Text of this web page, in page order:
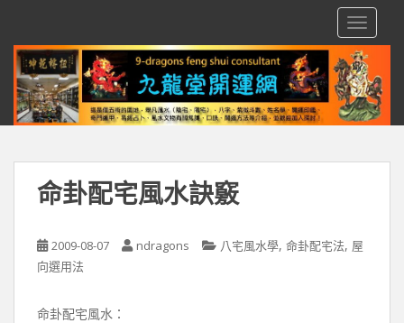
命卦配宅風水訣竅
2009-08-07 ndragons 八宅風水學, 命卦配宅法, 屋
向選用法
命卦配宅風水：